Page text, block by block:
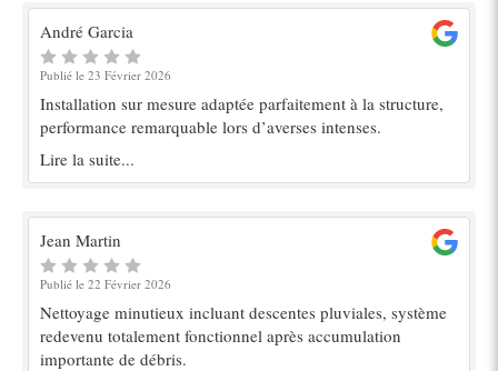
André Garcia
Publié le 23 Février 2026
Installation sur mesure adaptée parfaitement à la structure,
performance remarquable lors d’averses intenses.
Lire la suite...
Jean Martin
Publié le 22 Février 2026
Nettoyage minutieux incluant descentes pluviales, système
redevenu totalement fonctionnel après accumulation
importante de débris.